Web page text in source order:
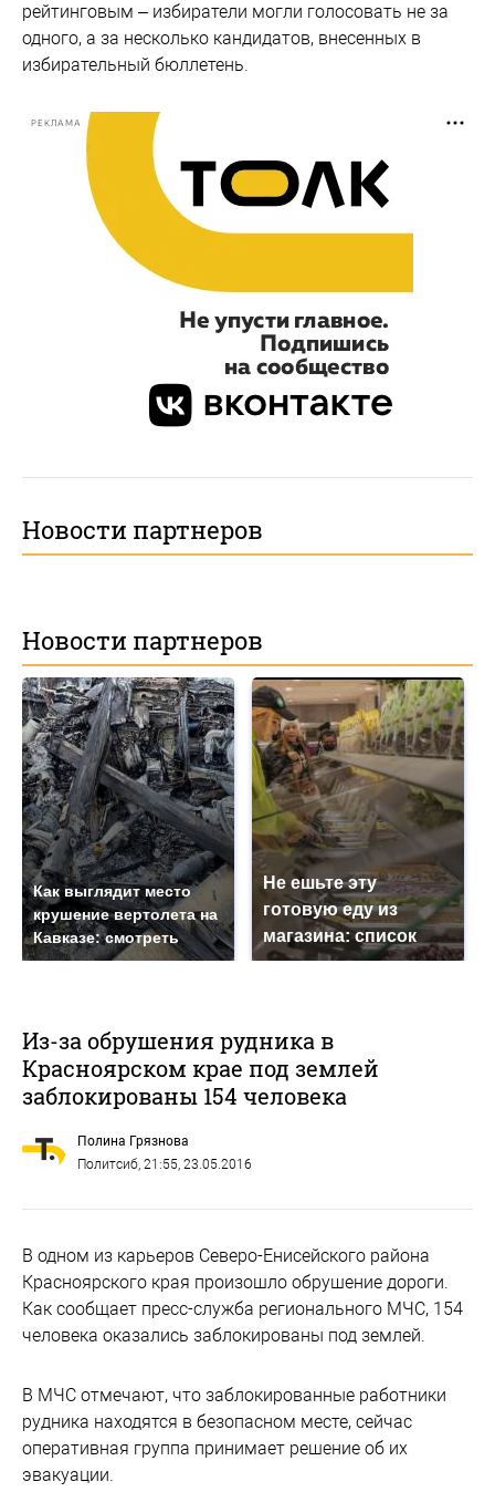
рейтинговым – избиратели могли голосовать не за
одного, а за несколько кандидатов, внесенных в
избирательный бюллетень.
РЕКЛАМА
Новости партнеров
Новости партнеров
Как выглядит место
крушение вертолета на
Кавказе: смотреть
Не ешьте эту
готовую еду из
магазина: список
Из-за обрушения рудника в
Красноярском крае под землей
заблокированы 154 человека
Полина Грязнова
Политсиб, 21:55, 23.05.2016
В одном из карьеров Северо-Енисейского района
Красноярского края произошло обрушение дороги.
Как сообщает пресс-служба регионального МЧС, 154
человека оказались заблокированы под землей.
В МЧС отмечают, что заблокированные работники
рудника находятся в безопасном месте, сейчас
оперативная группа принимает решение об их
эвакуации.